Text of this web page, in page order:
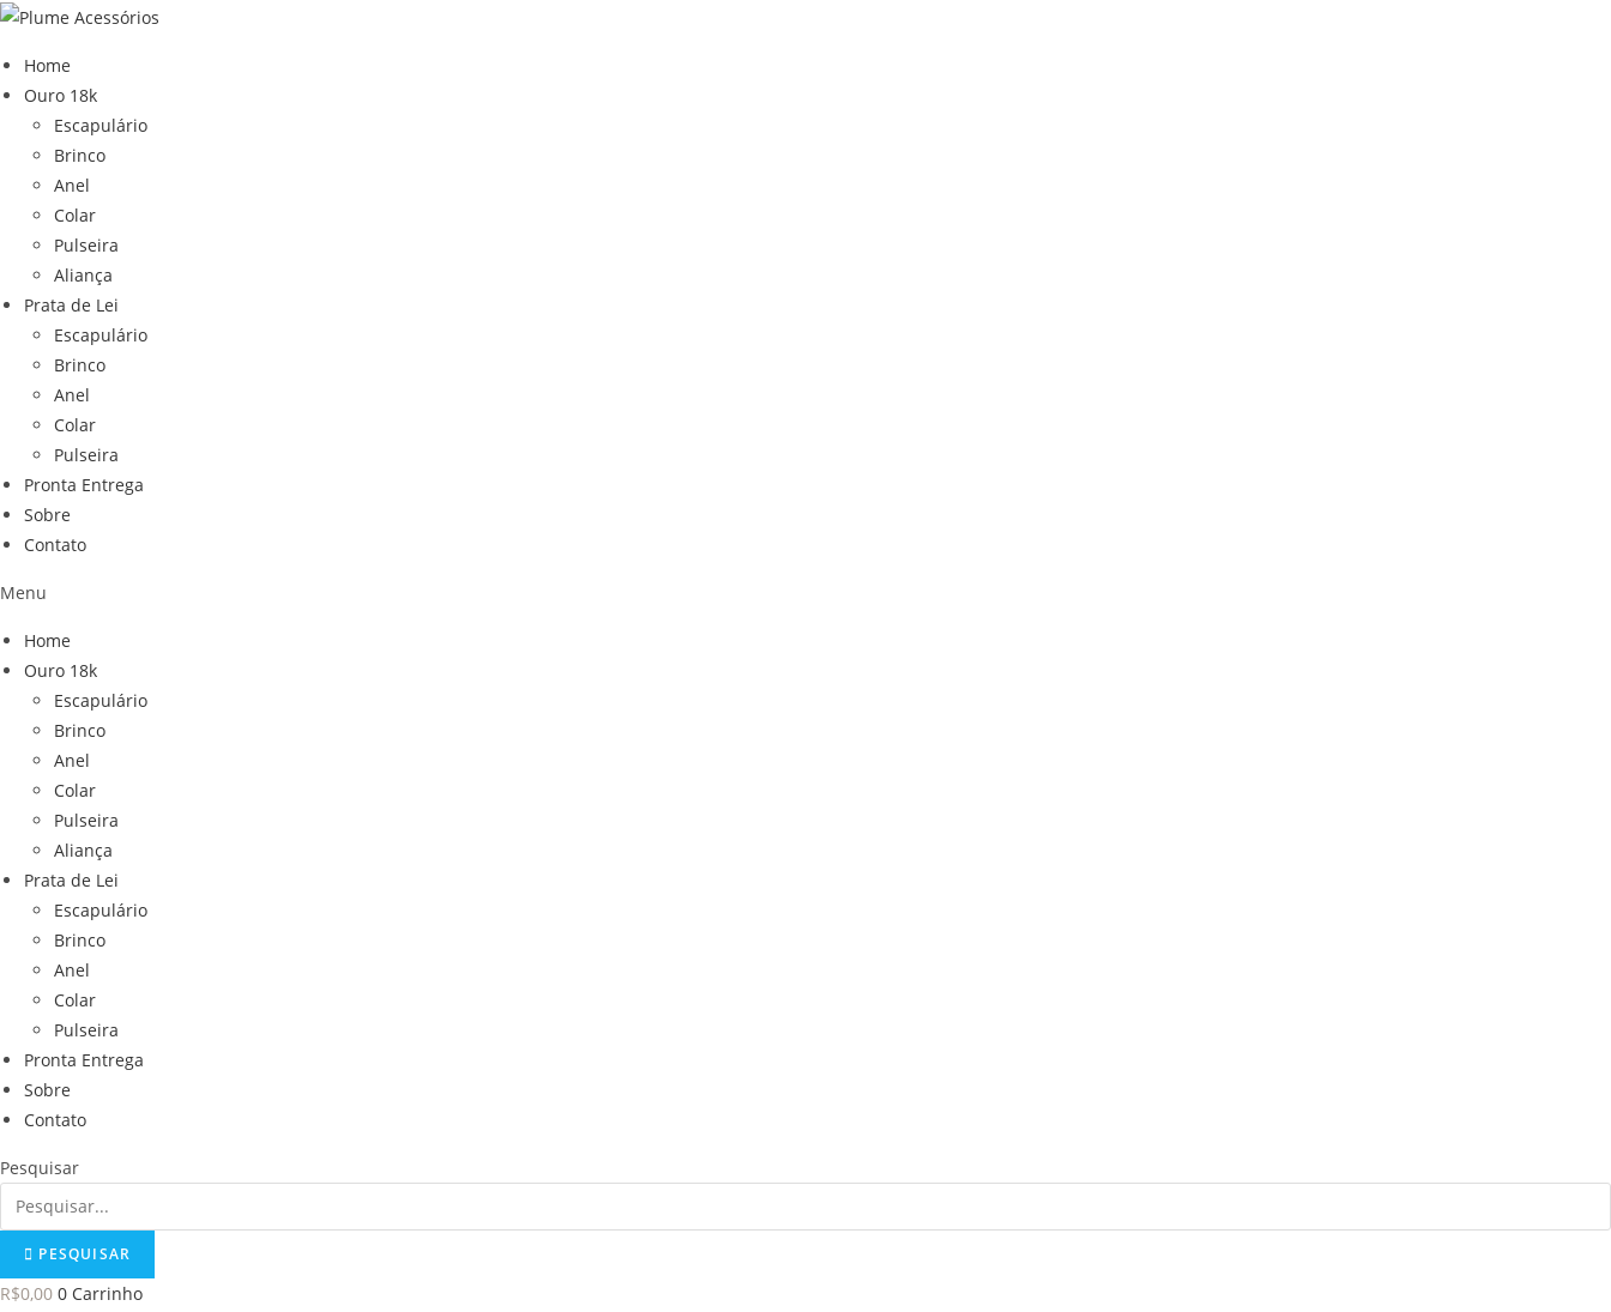
Ir
o
conteúdo
Home
Ouro 18k
Escapulário
Brinco
Anel
Colar
Pulseira
Aliança
Prata de Lei
Escapulário
Brinco
Anel
Colar
Pulseira
Pronta Entrega
Sobre
Contato
Menu
Home
Ouro 18k
Escapulário
Brinco
Anel
Colar
Pulseira
Aliança
Prata de Lei
Escapulário
Brinco
Anel
Colar
Pulseira
Pronta Entrega
Sobre
Contato
Pesquisar
PESQUISAR
R$0,00 0 Carrinho